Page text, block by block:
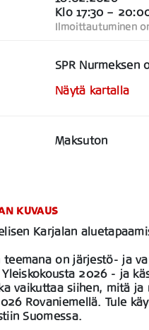
Klo 17:30 –
Ilmoittautuminen
SPR
Näytä kartalla
Maksuton
KUVAUS
Karjalan
teemana on järjestö- ja
2026 - ja
vaikuttaa siihen, mitä
Rovaniemellä. Tule
Suomessa.